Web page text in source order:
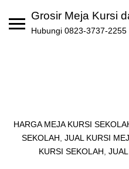
Grosir Meja Kursi
Hubungi 0823-3737-2255
HARGA MEJA KURSI
SEKOLAH JUAL KURSI
KURSI SEKOLAH